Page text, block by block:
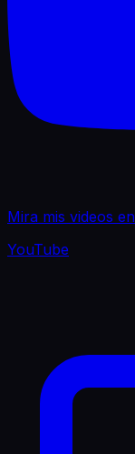
Mira mis videos
YouTube